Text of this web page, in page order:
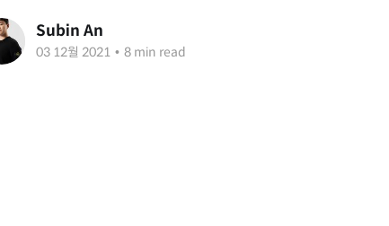
Subin An
03 12월 2021 • 8 min read